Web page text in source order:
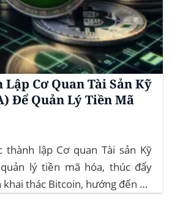
Cơ Quan Tài Sản Kỹ
Để Quản Lý Tiền Mã
thành lập Cơ quan Tài sản Kỹ
lý tiền mã hóa, thúc đẩy
thác Bitcoin, hướng đến hệ